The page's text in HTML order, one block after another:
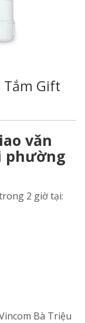
Tắm Gift
văn
phường
2 giờ tại:
Bà Triệu